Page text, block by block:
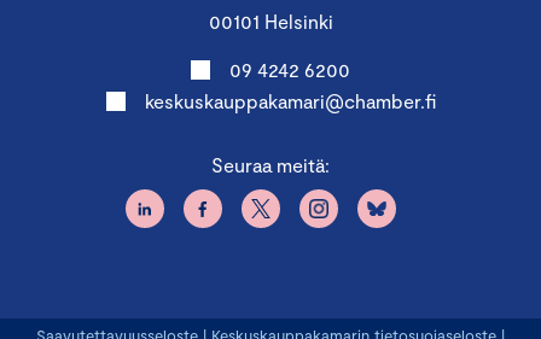
00101 Helsinki
09 4242 6200
keskuskauppakamari@chamber.fi
Seuraa meitä: